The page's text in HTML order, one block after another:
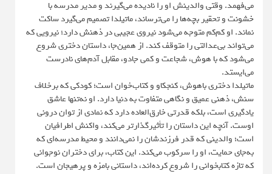
می‌فهمد. وقتی والدینش او را نادیده می‌گیرند و مدیر مدرسه با
خشونت و تحقیر بچه‌ها را می‌ترساند، ماتیلدا تصمیم می‌گیرد ساکت
نماند. او کم‌کم متوجه می‌شود نیروی عجیبی در ذهنش دارد؛ نیرویی که
می‌تواند بی‌عدالتی را متوقف کند. از همین‌جا، داستان دختری شروع
می‌شود که با هوش، شجاعت و کمی جادو، مقابل آدم‌های نادرست
می‌ایستد.
ماتیلدا دختری باهوش، کنجکاو و کتاب‌خوان است؛ کودکی که برخلاف
سنش، ذهنی عمیق و نگاهی متفاوت به دنیا دارد. او نه‌تنها عاشق
یادگیری است، بلکه قدرتی خارق‌العاده دارد که نمادی از توان درونی
اوست. آنچه این داستان را تأثیرگذارتر می‌کند، واکنش اطرافیان
است؛ والدینی که قدر فرزندشان را نمی‌دانند و محیط مدرسه‌ای که
به‌جای حمایت، او را سرکوب می‌کند. این کتاب، برای دختران نوجوانی
که تازه کتابخوانی را شروع کرده‌اند، داستانی بامزه و پرهیجان است.